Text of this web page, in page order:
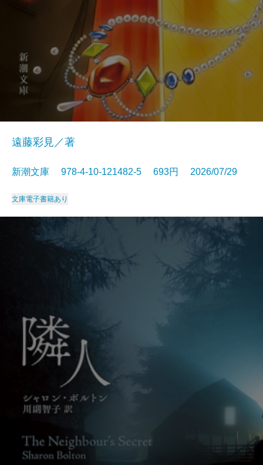
遠藤彩見／著
新潮文庫 978-4-10-121482-5 693円 2026/07/29
文庫電子書籍あり